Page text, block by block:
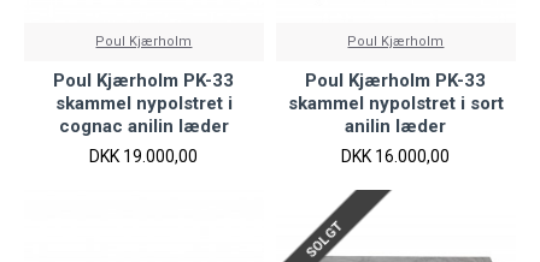
Poul Kjærholm
Poul Kjærholm PK-33
skammel nypolstret i
cognac anilin læder
DKK 19.000,00
Poul Kjærholm
Poul Kjærholm PK-33
skammel nypolstret i sort
anilin læder
DKK 16.000,00
SOLGT